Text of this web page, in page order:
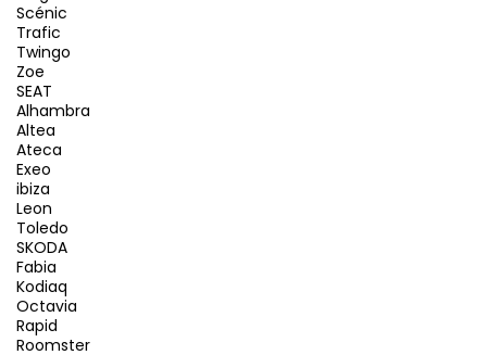
Scénic
Trafic
Twingo
Zoe
SEAT
Alhambra
Altea
Ateca
Exeo
ibiza
Leon
Toledo
SKODA
Fabia
Kodiaq
Octavia
Rapid
Roomster